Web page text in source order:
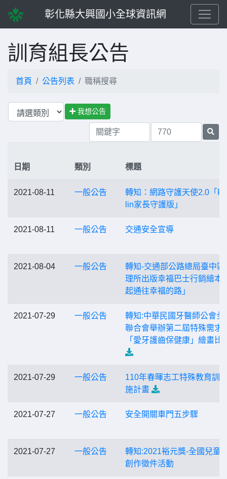
彰化縣大興國小全球資訊網
訓育組長公告
首頁 公告列表 職稱搜尋
我想公告
日期 類別 標題
2021-08-11 一般公告
轉知：網路守護天使2.0「
lin家長守護版」
2021-08-11 一般公告 交通安全宣導
2021-08-04 一般公告
轉知-交通部公路總局臺中區
理所出版幸福巴士行銷繪本
起通往幸福的路」
2021-07-29 一般公告
轉知:中華民國牙醫師公會全
聯合會舉辦第二屆特殊需求
「愛牙護齒保健康」繪畫比
2021-07-29 一般公告
110年春暉志工特殊教育訓
施計畫
2021-07-27 一般公告 安全開關車門五步驟
2021-07-27 一般公告
轉知:2021裕元獎-全國兒童
創作徵件活動